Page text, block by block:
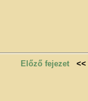
Előző fejezet <<